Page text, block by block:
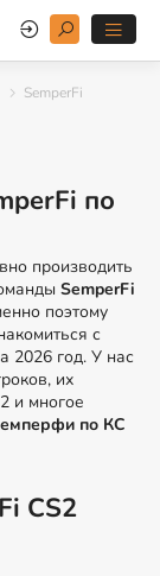
SemperFi
по
производить
SemperFi
поэтому
с
2026 год. У нас
их
и многое
по КС
CS2